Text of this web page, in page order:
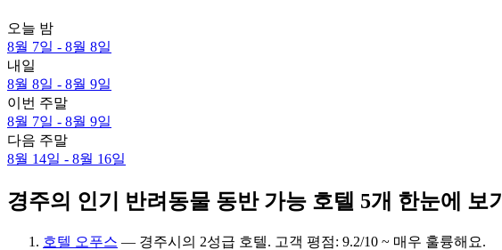
오늘 밤
8월 7일 - 8월 8일
내일
8월 8일 - 8월 9일
이번 주말
8월 7일 - 8월 9일
다음 주말
8월 14일 - 8월 16일
경주의 인기 반려동물 동반 가능 호텔 5개 한눈에 보기
호텔 오푸스 — 경주시의 2성급 호텔. 고객 평점: 9.2/10 ~ 매우 훌륭해요.